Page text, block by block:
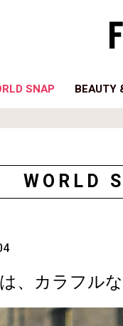
SNAP BEAUTY
WORLD
、カラフル